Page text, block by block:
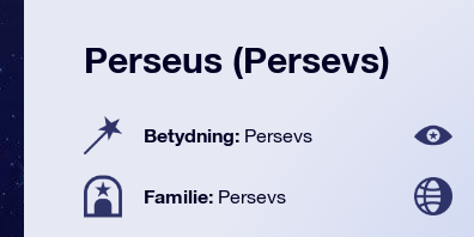
Perseus (Persevs)
Betydning: Persevs
Familie: Persevs